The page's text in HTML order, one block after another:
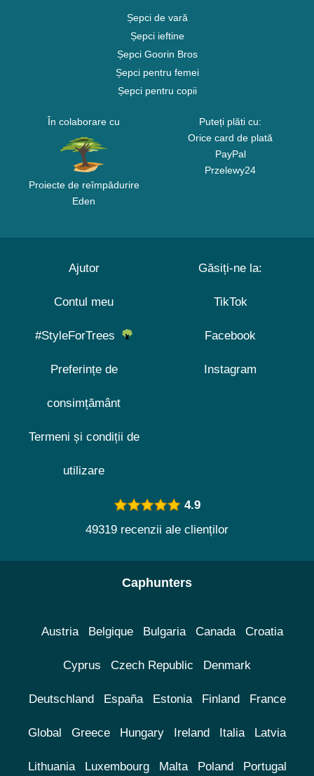
Șepci de vară
Șepci ieftine
Șepci Goorin Bros
Șepci pentru femei
Șepci pentru copii
În colaborare cu
Proiecte de reîmpădurire
Eden
Puteți plăti cu:
Orice card de plată
PayPal
Przelewy24
Ajutor
Contul meu
#StyleForTrees
Preferințe de
consimțământ
Termeni și condiții de
utilizare
Găsiți-ne la:
TikTok
Facebook
Instagram
4.9
49319 recenzii ale clienților
Caphunters
Austria Belgique Bulgaria Canada Croatia
Cyprus Czech Republic Denmark
Deutschland España Estonia Finland France
Global Greece Hungary Ireland Italia Latvia
Lithuania Luxembourg Malta Poland Portugal